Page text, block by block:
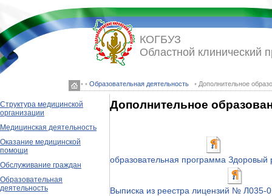
◦ ◦ Образовательная деятельность ◦ Дополнительное
КОГБУЗ
Областной клинический
Структура медицинской
организации
Медицинская деятельность
Оказание медицинской
помощи
Обслуживание граждан
Образовательная
деятельность
Дополнительное
образовательная программа Здоровый
Выписка из реестра лицензий № Л035-